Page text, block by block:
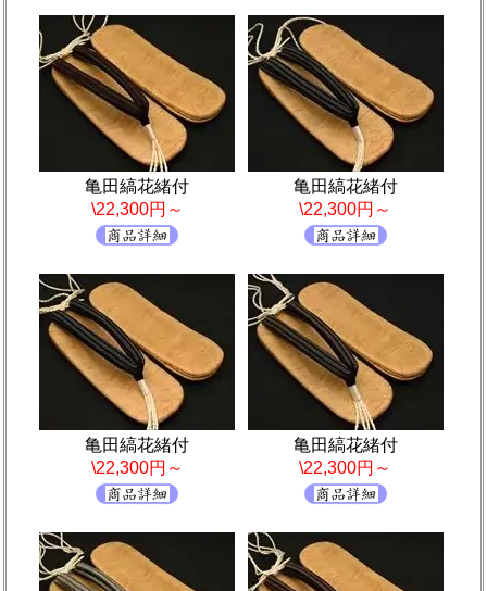
亀田縞花緒付
\22,300円～
亀田縞花緒付
\22,300円～
亀田縞花緒付
\22,300円～
亀田縞花緒付
\22,300円～